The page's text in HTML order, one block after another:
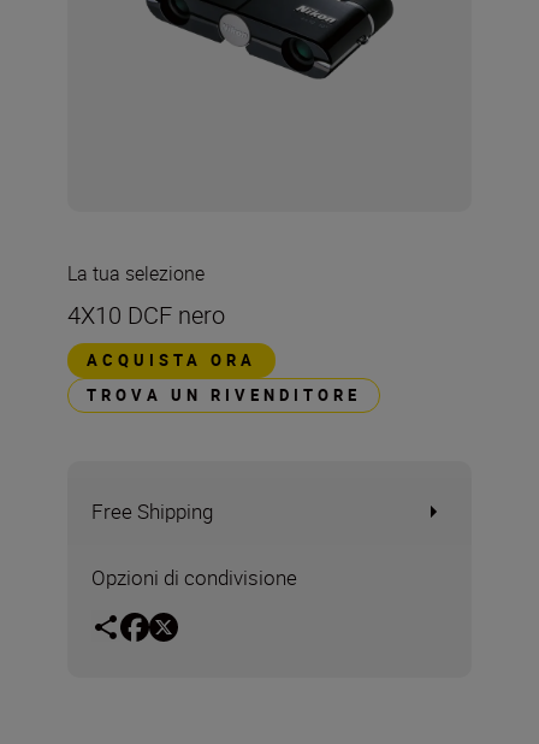
La tua selezione
4X10 DCF nero
ACQUISTA ORA
TROVA UN RIVENDITORE
Free Shipping
Opzioni di condivisione